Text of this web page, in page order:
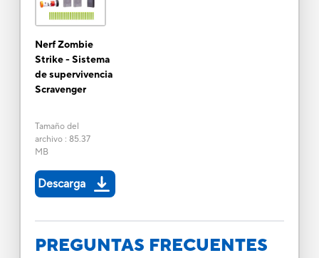
Nerf Zombie
Strike - Sistema
de supervivencia
Scravenger
Tamaño del
archivo: 85.37
MB
Descarga
PREGUNTAS FRECUENTES